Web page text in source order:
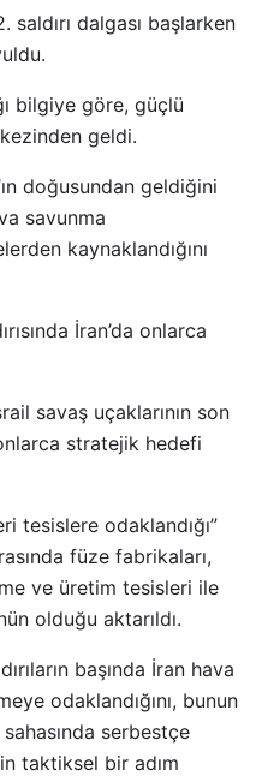
saldırı dalgası başlarken
bilgiye göre, güçlü
geldi.
doğusundan geldiğini
savunma
kaynaklandığını
İran’da onlarca
savaş uçaklarının son
stratejik hedefi
tesislere odaklandığı”
füze fabrikaları,
ve üretim tesisleri ile
olduğu aktarıldı.
başında İran hava
odaklandığını, bunun
serbestçe
taktiksel bir adım